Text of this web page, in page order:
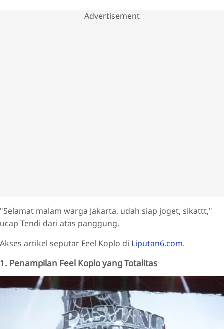
Advertisement
"Selamat malam warga Jakarta, udah siap joget, sikattt,"
ucap Tendi dari atas panggung.
Akses artikel seputar Feel Koplo di Liputan6.com.
1. Penampilan Feel Koplo yang Totalitas